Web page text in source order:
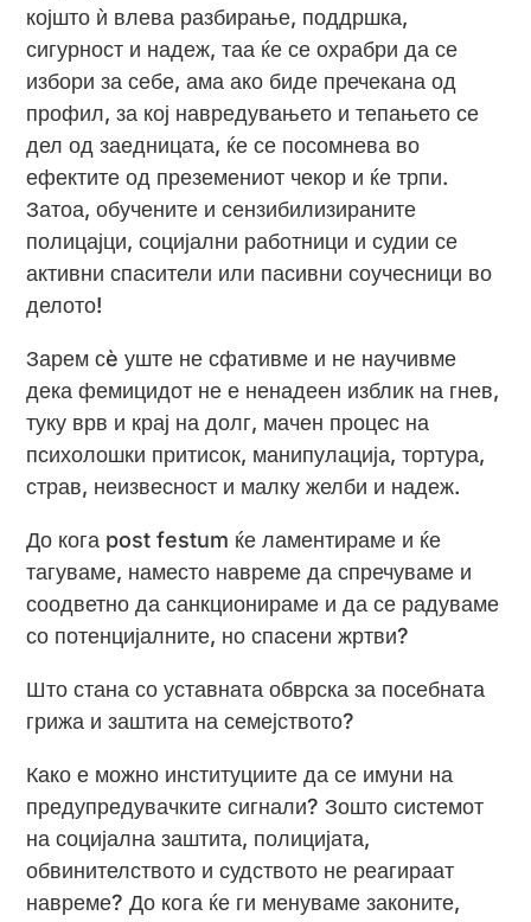
којшто ѝ влева разбирање, поддршка,
сигурност и надеж, таа ќе се охрабри да се
избори за себе, ама ако биде пречекана од
профил, за кој навредувањето и тепањето се
дел од заедницата, ќе се посомнева во
ефектите од преземениот чекор и ќе трпи.
Затоа, обучените и сензибилизираните
полицајци, социјални работници и судии се
активни спасители или пасивни соучесници во
делото!
Зарем сè уште не сфативме и не научивме
дека фемицидот не е ненадеен изблик на гнев,
туку врв и крај на долг, мачен процес на
психолошки притисок, манипулација, тортура,
страв, неизвесност и малку желби и надеж.
До кога post festum ќе ламентираме и ќе
тагуваме, наместо навреме да спречуваме и
соодветно да санкционираме и да се радуваме
со потенцијалните, но спасени жртви?
Што стана со уставната обврска за посебната
грижа и заштита на семејството?
Како е можно институциите да се имуни на
предупредувачките сигнали? Зошто системот
на социјална заштита, полицијата,
обвинителството и судството не реагираат
навреме? До кога ќе ги менуваме законите,